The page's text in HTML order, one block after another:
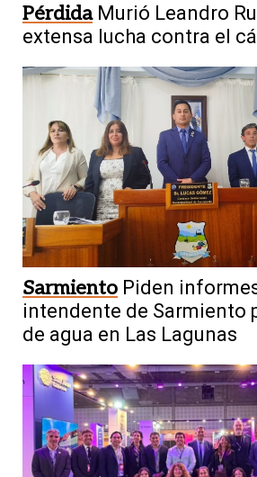
Pérdida Murió Leandro
extensa lucha contra el
Sarmiento Piden
intendente de Sarmiento
de agua en Las Lagunas